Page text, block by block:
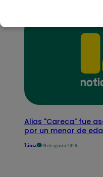
Alias "Careca" fue
por un menor de
Lima 09 de agosto 2026